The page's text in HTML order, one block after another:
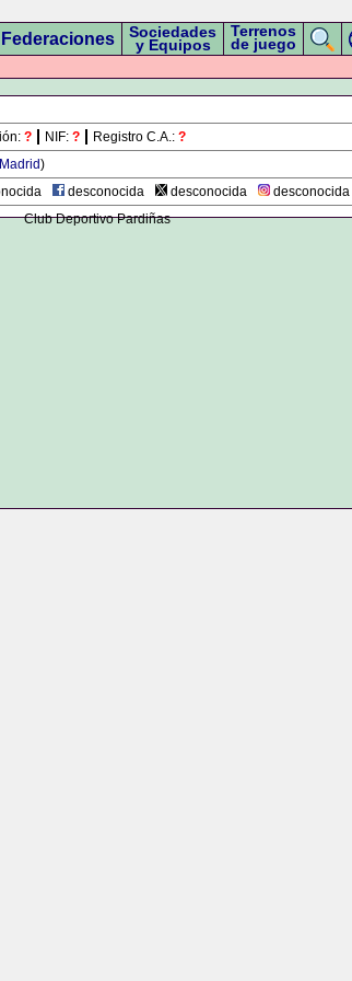
Federaciones Sociedades
y Equipos
Terrenos
de juego
? NIF: ? Registro C.A.: ?
Madrid)
desconocida desconocida
desconocida
Club Deportivo Pardiñas